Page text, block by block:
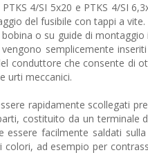
4/SI 5x20 e PTKS 4/SI
del fusibile con tappi a
o su guide di
semplicemente
conduttore che consente di
urti meccanici.
rapidamente scollegati
costituito da un terminale
essere facilmente saldati
colori, ad esempio per